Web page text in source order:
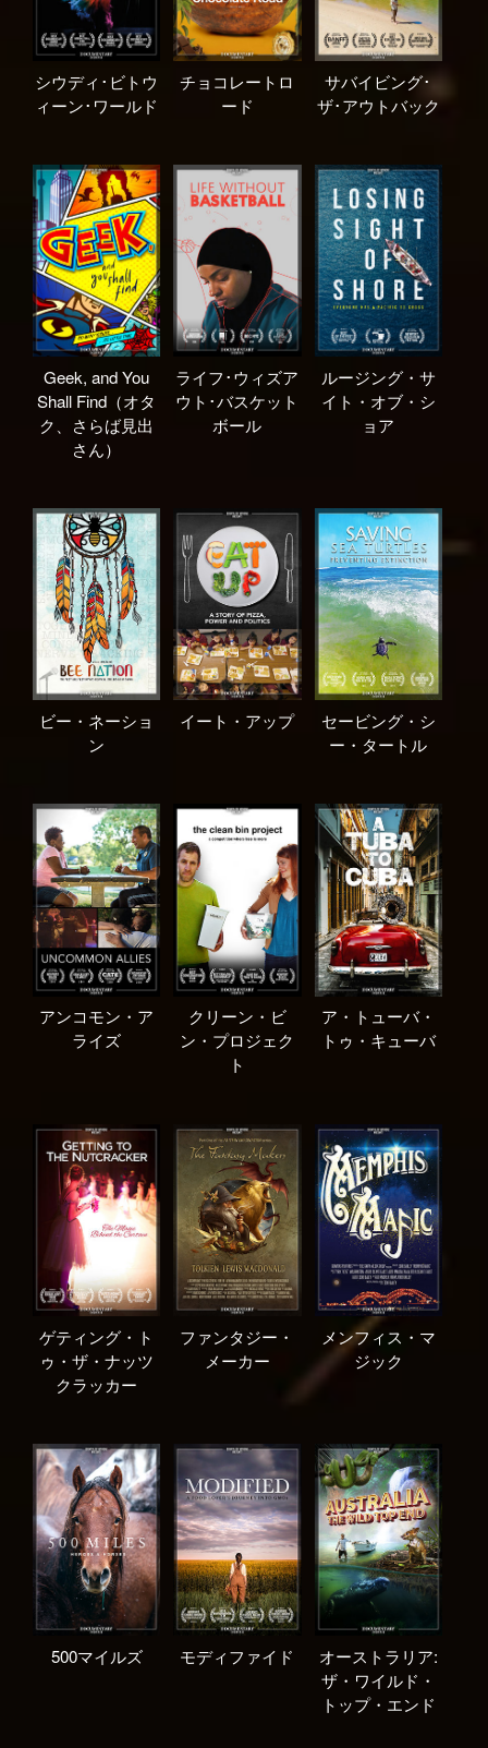
シウディ･ビトウ
ィーン･ワールド
チョコレートロ
ード
サバイビング･
ザ･アウトバック
Geek, and You
Shall Find（オタ
ク、さらば見出
さん）
ライフ･ウィズア
ウト･バスケット
ボール
ルージング・サ
イト・オブ・シ
ョア
ビー・ネーショ
ン
イート・アップ
セービング・シ
ー・タートル
アンコモン・ア
ライズ
クリーン・ビ
ン・プロジェク
ト
ア・トューバ・
トゥ・キューバ
ゲティング・ト
ゥ・ザ・ナッツ
クラッカー
ファンタジー・
メーカー
メンフィス・マ
ジック
500マイルズ モディファイド
オーストラリア:
ザ・ワイルド・
トップ・エンド